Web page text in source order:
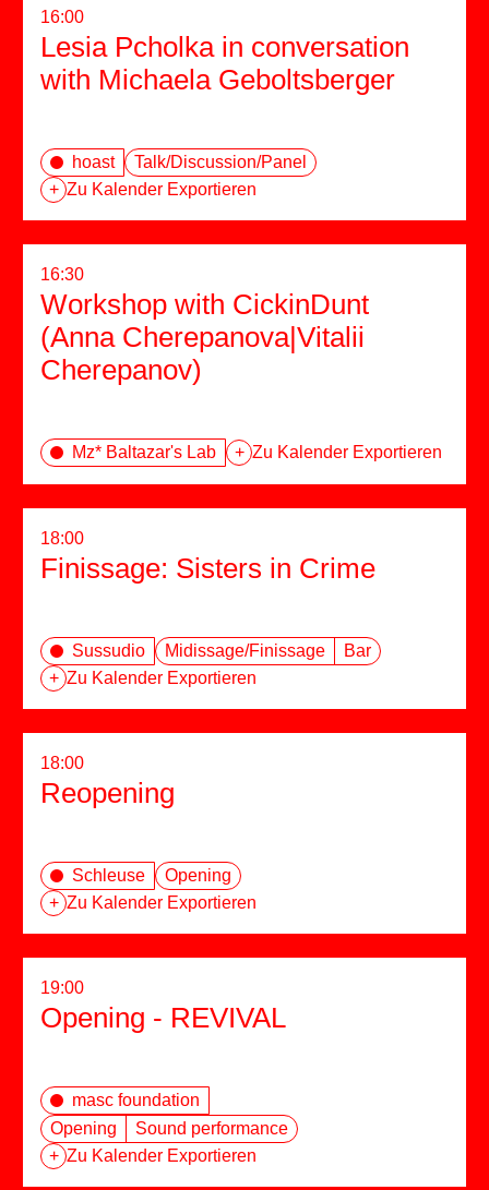
16:00
Lesia Pcholka in conversation
with Michaela Geboltsberger
hoast
Talk/Discussion/Panel
+ Zu Kalender Exportieren
16:30
Workshop with CickinDunt
(Anna Cherepanova|Vitalii
Cherepanov)
Mz* Baltazar's Lab + Zu Kalender Exportieren
18:00
Finissage: Sisters in Crime
Sussudio Midissage/Finissage
Bar
+ Zu Kalender Exportieren
18:00
Reopening
Schleuse
Opening
+ Zu Kalender Exportieren
19:00
Opening - REVIVAL
masc foundation
Opening
Sound performance
+ Zu Kalender Exportieren